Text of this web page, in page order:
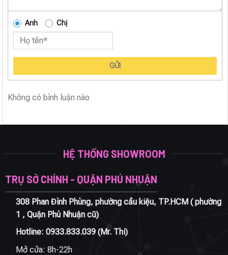
Anh Chị
GỬI
Không có bình luận nào
HỆ THỐNG SHOWROOM
TRỤ SỞ CHÍNH - QUẬN PHÚ NHUẬN
308 Phan Đình Phùng, phường cầu kiệu, TP.HCM ( phường
1 , Quận Phú Nhuận cũ)
Hotline: 0933.833.039(Mr. Thi)
Mở cửa: 8h-22h